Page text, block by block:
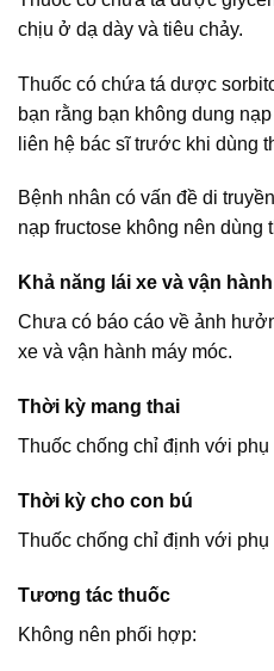
chịu ở dạ dày và tiêu chảy.
Thuốc có chứa tá dược
bạn rằng bạn không dung
liên hệ bác sĩ trước khi dùng
Bệnh nhân có vấn đề di
nạp fructose không nên dùng
Khả năng lái xe và vận
Chưa có báo cáo về ảnh
xe và vận hành máy móc.
Thời kỳ mang thai
Thuốc chống chỉ định với phụ
Thời kỳ cho con bú
Thuốc chống chỉ định với phụ
Tương tác thuốc
Không nên phối hợp: